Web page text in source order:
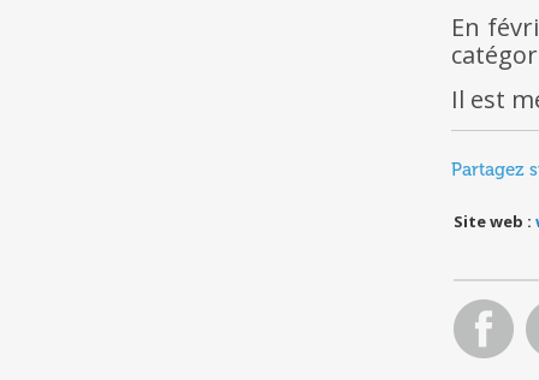
En
Il est
Partagez
Site web :